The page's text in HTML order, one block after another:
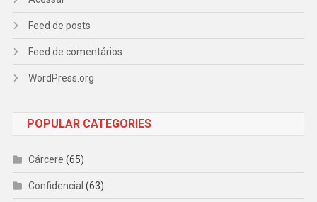
Feed de posts
Feed de comentários
WordPress.org
POPULAR CATEGORIES
Cárcere (65)
Confidencial (63)